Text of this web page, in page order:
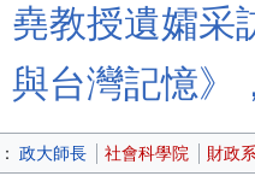
堯教授遺孀采
與台灣記憶》
：​ 政大師長 社會科學院 財政